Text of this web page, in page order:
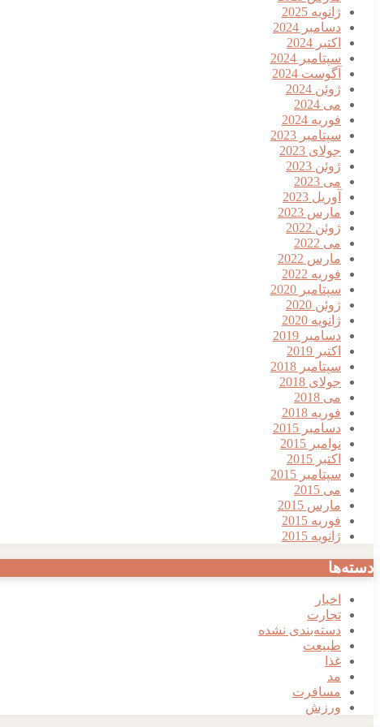
ژانویه 2025
دسامبر 2024
اکتبر 2024
سپتامبر 2024
آگوست 2024
ژوئن 2024
می 2024
فوریه 2024
سپتامبر 2023
جولای 2023
ژوئن 2023
می 2023
آوریل 2023
مارس 2023
ژوئن 2022
می 2022
مارس 2022
فوریه 2022
سپتامبر 2020
ژوئن 2020
ژانویه 2020
دسامبر 2019
اکتبر 2019
سپتامبر 2018
جولای 2018
می 2018
فوریه 2018
دسامبر 2015
نوامبر 2015
اکتبر 2015
سپتامبر 2015
می 2015
مارس 2015
فوریه 2015
ژانویه 2015
دسته‌ها
اخبار
تجارت
دسته‌بندی نشده
طبیعت
غذا
مد
مسافرت
ورزش